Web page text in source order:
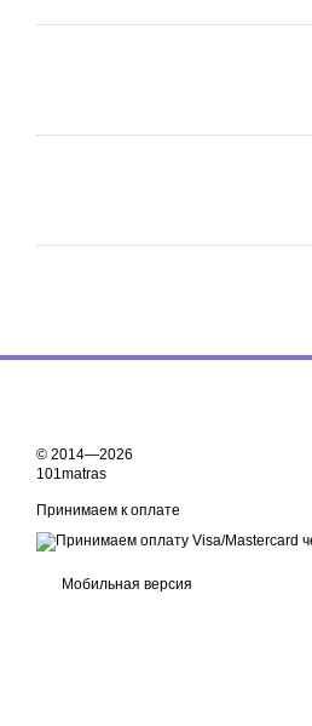
© 2014—2026
101matras
Принимаем к оплате
Мобильная версия